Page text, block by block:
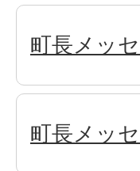
町長メッ
町長メッ